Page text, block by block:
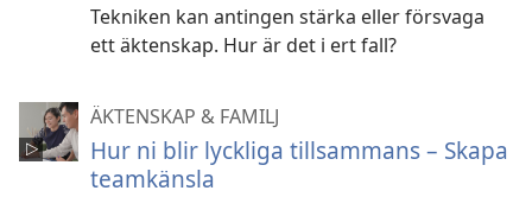
Tekniken kan antingen stärka eller försvaga
ett äktenskap. Hur är det i ert fall?
ÄKTENSKAP & FAMILJ
Hur ni blir lyckliga tillsammans – Skapa
teamkänsla